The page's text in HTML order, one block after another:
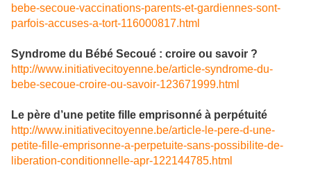
bebe-secoue-vaccinations-parents-et-gardiennes-sont-
parfois-accuses-a-tort-116000817.html
Syndrome du Bébé Secoué : croire ou savoir ?
http://www.initiativecitoyenne.be/article-syndrome-du-
bebe-secoue-croire-ou-savoir-123671999.html
Le père d’une petite fille emprisonné à perpétuité
http://www.initiativecitoyenne.be/article-le-pere-d-une-
petite-fille-emprisonne-a-perpetuite-sans-possibilite-de-
liberation-conditionnelle-apr-122144785.html